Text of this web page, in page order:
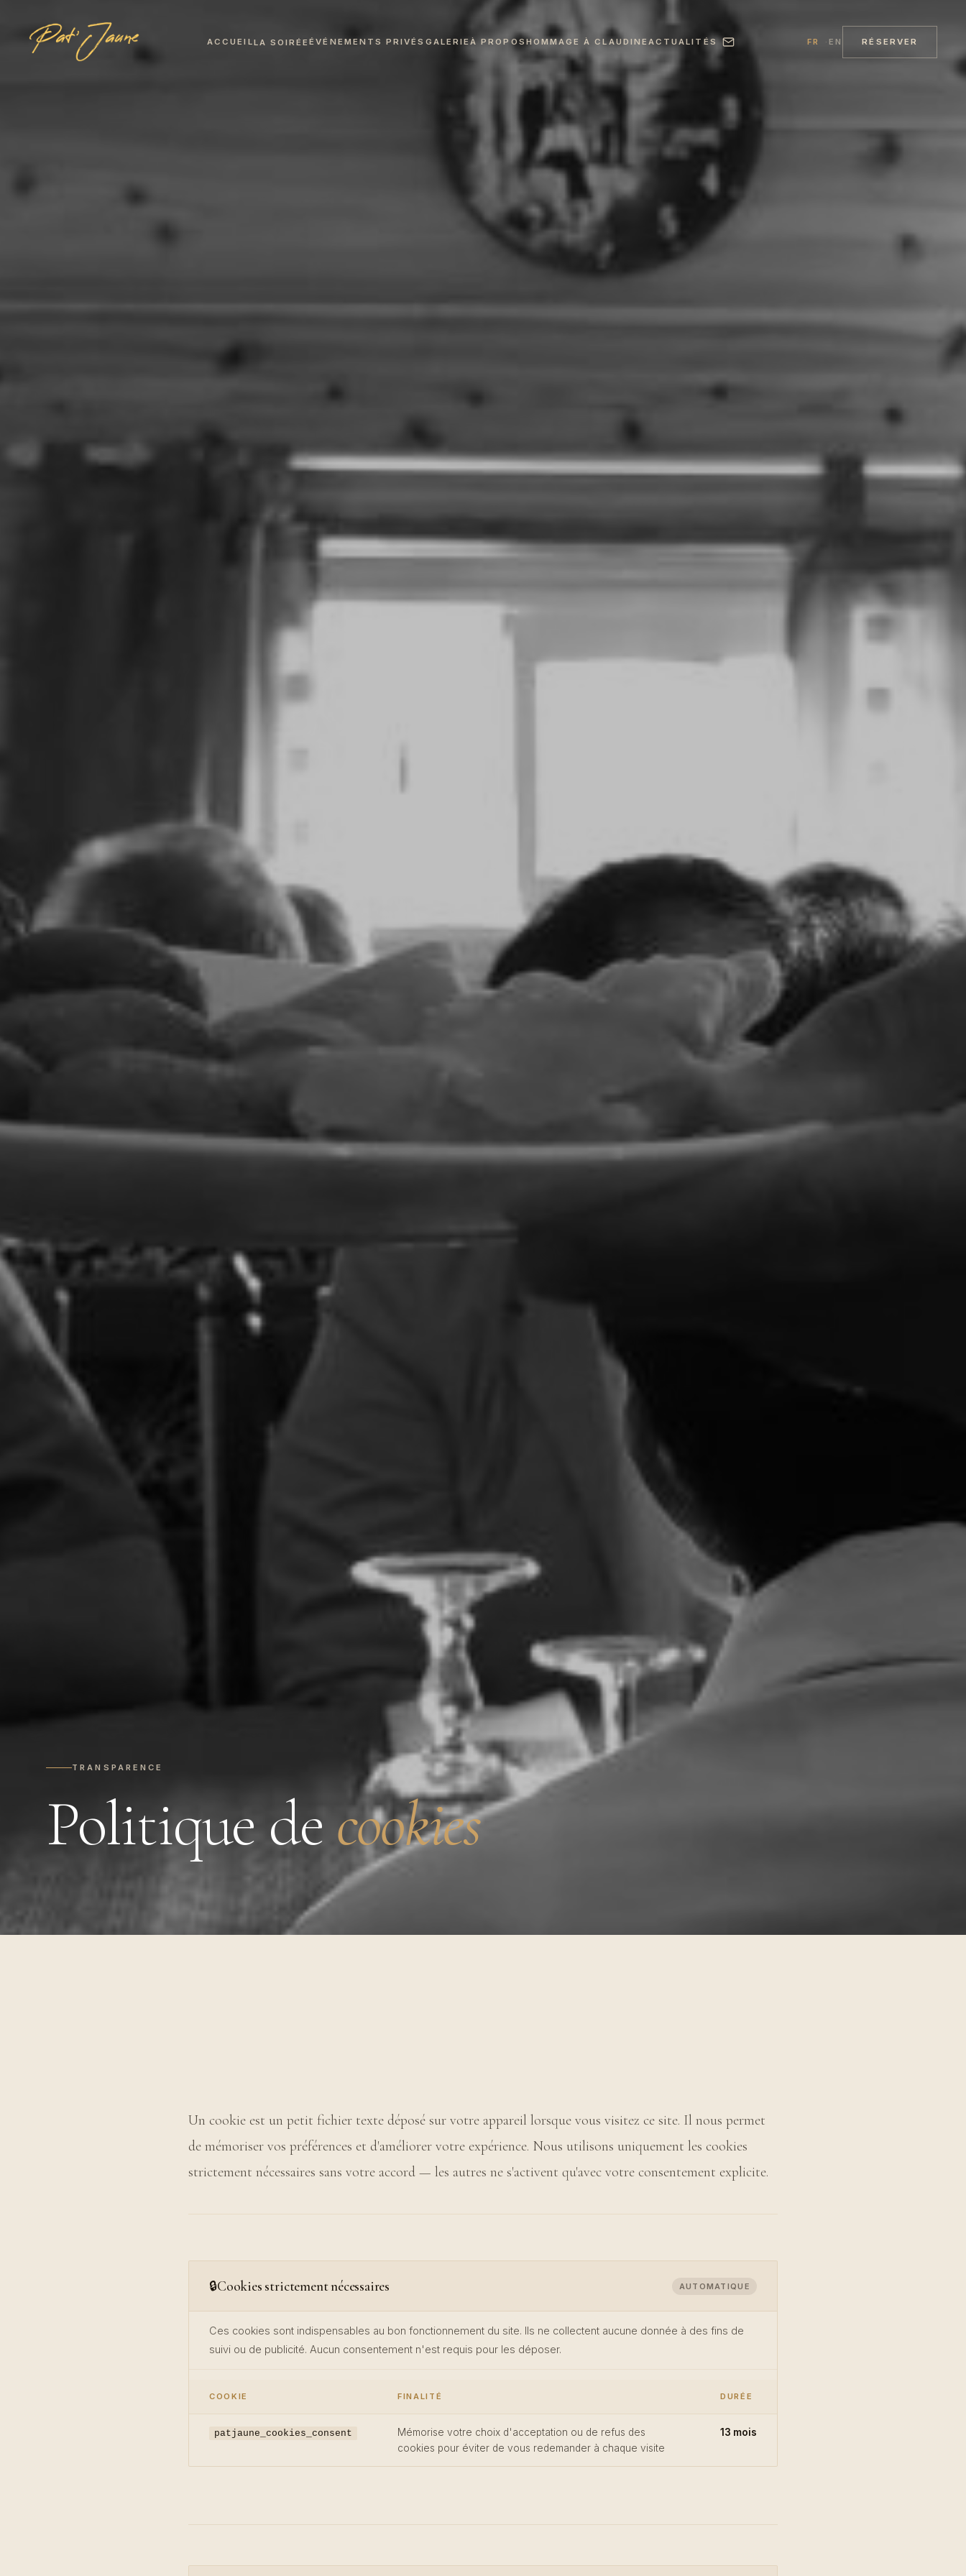
ACCUEIL LA SOIRÉEÉVÉNEMENTS PRIVÉS GALERIEÀ PROPOS HOMMAGE À CLAUDINE ACTUALITÉS FR EN RÉSERVER
TRANSPARENCE
Politique decookies
Un cookie est un petit fichier texte déposé sur votre appareil lorsque vous visitez ce site. Il nous permet
de mémoriser vos préférences et d'améliorer votre expérience. Nous utilisons uniquement les cookies
strictement nécessaires sans votre accord — les autres ne s'activent qu'avec votre consentement explicite.
🔒Cookies strictement nécessaires AUTOMATIQUE
Ces cookies sont indispensables au bon fonctionnement du site. Ils ne collectent aucune donnée à des fins de
suivi ou de publicité. Aucun consentement n'est requis pour les déposer.
COOKIE FINALITÉ DURÉE
patjaune_cookies_consent
Mémorise votre choix d'acceptation ou de refus des
cookies pour éviter de vous redemander à chaque visite
13 mois